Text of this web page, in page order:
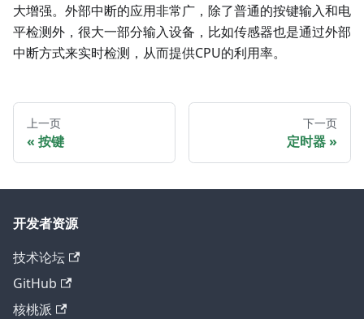
大增强。外部中断的应用非常广，除了普通的按键输入和电
平检测外，很大一部分输入设备，比如传感器也是通过外部
中断方式来实时检测，从而提供CPU的利用率。
上一页
按键
下一页
定时器
开发者资源
技术论坛
GitHub
核桃派